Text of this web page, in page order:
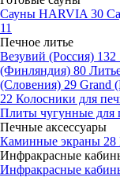
Сауны HARVIA 30
11
Печное литье
Везувий (Россия) 132
(Финляндия) 80
(Словения) 29 Grand
22 Колосники для
Плиты чугунные для
Печные аксессуары
Каминные экраны 28
Инфракрасные
Инфракрасные